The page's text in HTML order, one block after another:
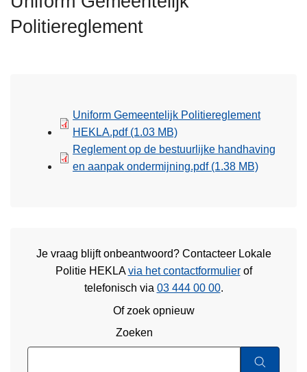
Politiereglement
Uniform Gemeentelijk Politiereglement
HEKLA.pdf (1.03 MB)
Reglement op de bestuurlijke handhaving
en aanpak ondermijning.pdf (1.38 MB)
Je vraag blijft onbeantwoord? Contacteer Lokale
Politie HEKLAvia het contactformulierof
telefonisch via 03 444 00 00.
Of zoek opnieuw
Zoeken